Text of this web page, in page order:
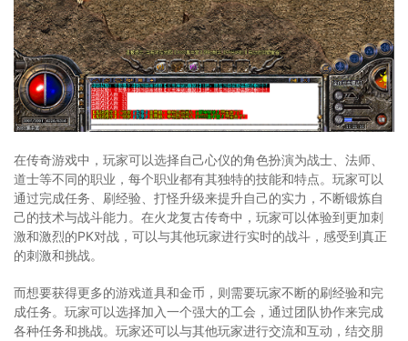
在传奇游戏中，玩家可以选择自己心仪的角色扮演为战士、法师、
道士等不同的职业，每个职业都有其独特的技能和特点。玩家可以
通过完成任务、刷经验、打怪升级来提升自己的实力，不断锻炼自
己的技术与战斗能力。在火龙复古传奇中，玩家可以体验到更加刺
激和激烈的PK对战，可以与其他玩家进行实时的战斗，感受到真正
的刺激和挑战。
而想要获得更多的游戏道具和金币，则需要玩家不断的刷经验和完
成任务。玩家可以选择加入一个强大的工会，通过团队协作来完成
各种任务和挑战。玩家还可以与其他玩家进行交流和互动，结交朋